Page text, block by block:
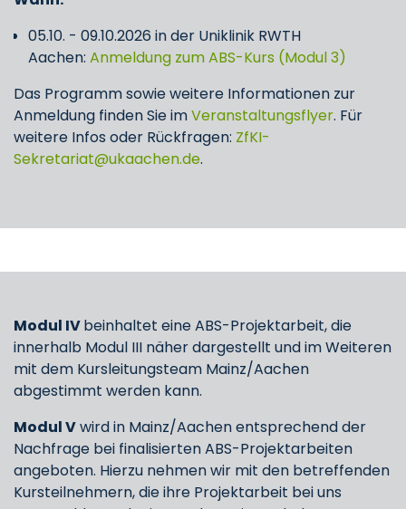
05.10. - 09.10.2026 in der Uniklinik RWTH
Aachen: Anmeldung zum ABS-Kurs (Modul 3)
Das Programm sowie weitere Informationen zur
Anmeldung finden Sie imVeranstaltungsflyer. Für
weitere Infos oder Rückfragen: ZfKI-
Sekretariat@ukaachen.de.
Modul IVbeinhaltet eine ABS-Projektarbeit, die
innerhalb Modul III näher dargestellt und im Weiteren
mit dem Kursleitungsteam Mainz/Aachen
abgestimmt werden kann.
Modul Vwird in Mainz/Aachen entsprechend der
Nachfrage bei finalisierten ABS-Projektarbeiten
angeboten. Hierzu nehmen wir mit den betreffenden
Kursteilnehmern, die ihre Projektarbeit bei uns